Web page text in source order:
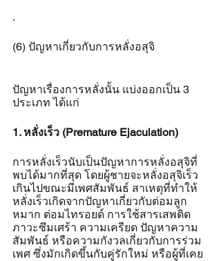
.
(6) ปัญหาเกี่ยวกับการหลั่งอสุจิ
ปัญหาเรื่องการหลั่งนั้น แบ่งออกเป็น 3
ประเภท ได้แก่
1. หลั่งเร็ว (Premature Ejaculation)
การหลั่งเร็วนับเป็นปัญหาการหลั่งอสุจิที่
พบได้มากที่สุด โดยผู้ชายจะหลั่งอสุจิเร็ว
เกินไปขณะมีเพศสัมพันธ์ สาเหตุที่ทำให้
หลั่งเร็วเกิดจากปัญหาเกี่ยวกับต่อมลูก
หมาก ต่อมไทรอยด์ การใช้สารเสพติด
ภาวะซึมเศร้า ความเครียด ปัญหาความ
สัมพันธ์ หรือความกังวลเกี่ยวกับการร่วม
เพศ ซึ่งมักเกิดขึ้นกับคู่รักใหม่ หรือผู้ที่เคย